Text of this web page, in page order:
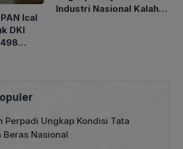
Ical
DKI
Industri Nasional Kalah
Perpadi Ungkap Kondisi Tata
Beras Nasional